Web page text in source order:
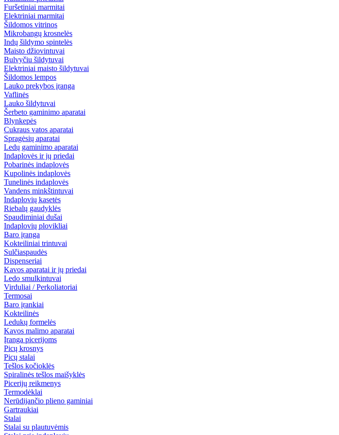
Furšetiniai marmitai
Elektriniai marmitai
Šildomos vitrinos
Mikrobangų krosnelės
Indų šildymo spintelės
Maisto džiovintuvai
Bulvyčiu šildytuvai
Elektriniai maisto šildytuvai
Šildomos lempos
Lauko prekybos įranga
Vaflinės
Lauko šildytuvai
Šerbeto gaminimo aparatai
Blynkepės
Cukraus vatos aparatai
Spragėsių aparatai
Ledų gaminimo aparatai
Indaplovės ir jų priedai
Pobarinės indaplovės
Kupolinės indaplovės
Tunelinės indaplovės
Vandens minkštintuvai
Indaplovių kasetės
Riebalų gaudyklės
Spaudiminiai dušai
Indaplovių plovikliai
Baro įranga
Kokteiliniai trintuvai
Sulčiaspaudės
Dispenseriai
Kavos aparatai ir jų priedai
Ledo smulkintuvai
Virduliai / Perkoliatoriai
Termosai
Baro įrankiai
Kokteilinės
Ledukų formelės
Kavos malimo aparatai
Įranga picerijoms
Picų krosnys
Picų stalai
Tešlos kočioklės
Spiralinės tešlos maišyklės
Picerijų reikmenys
Termodėklai
Nerūdijančio plieno gaminiai
Gartraukiai
Stalai
Stalai su plautuvėmis